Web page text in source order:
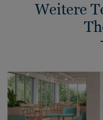
Weitere